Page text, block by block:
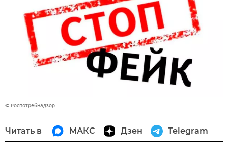
© Роспотребнадзор
Читать в МАКС Дзен Telegram